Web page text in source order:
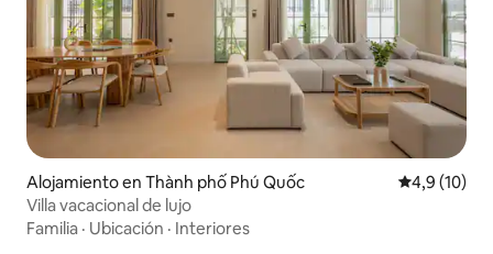
Alojamiento en Thành phố Phú Quốc Calificación
4,9 (10)
Villa vacacional de lujo
Familia · Ubicación · Interiores